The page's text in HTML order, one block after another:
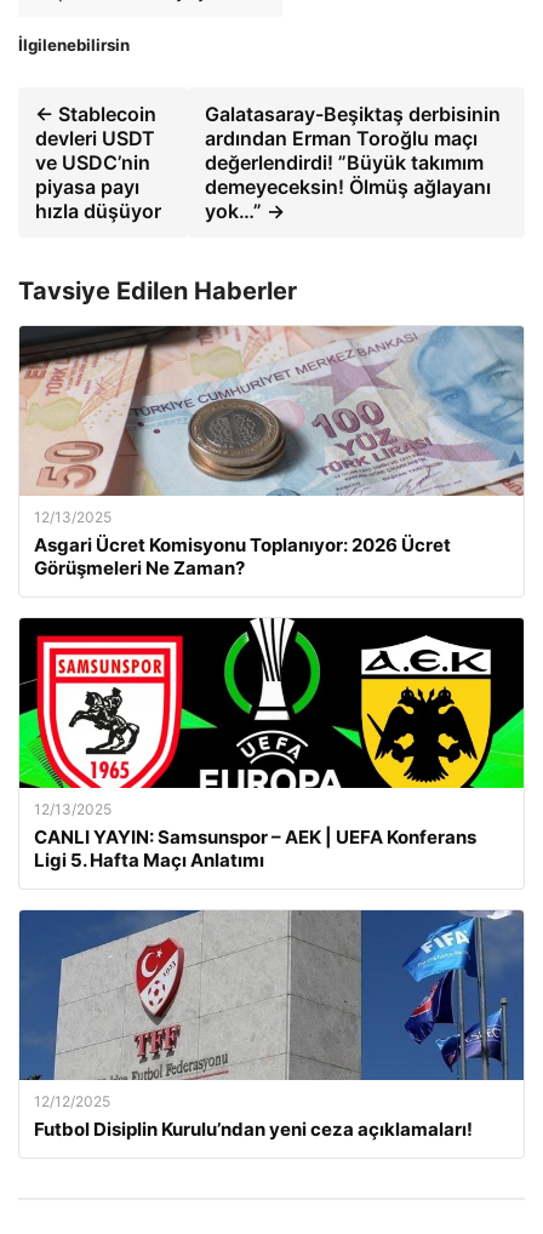
İlgilenebilirsin
← Stablecoin
devleri USDT
ve USDC’nin
piyasa payı
hızla düşüyor
Galatasaray-Beşiktaş derbisinin
ardından Erman Toroğlu maçı
değerlendirdi! ”Büyük takımım
demeyeceksin! Ölmüş ağlayanı
yok…” →
Tavsiye Edilen Haberler
12/13/2025
Asgari Ücret Komisyonu Toplanıyor: 2026 Ücret
Görüşmeleri Ne Zaman?
12/13/2025
CANLI YAYIN: Samsunspor – AEK | UEFA Konferans
Ligi 5. Hafta Maçı Anlatımı
12/12/2025
Futbol Disiplin Kurulu’ndan yeni ceza açıklamaları!